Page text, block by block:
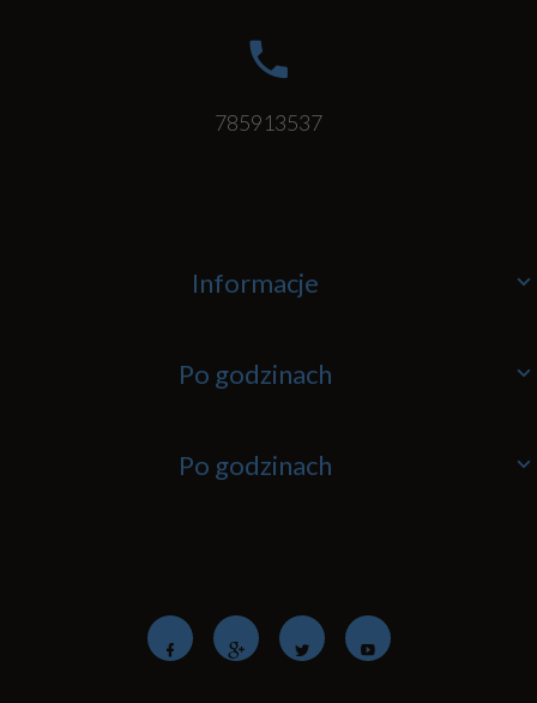
785913537
Informacje
Po godzinach
Po godzinach